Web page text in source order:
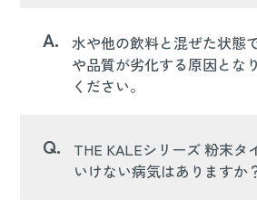
A.
水や他の飲料と混ぜた状態
や品質が劣化する原因とな
ください。
Q.
THE KALEシリーズ 粉末タ
いけない病気はありますか